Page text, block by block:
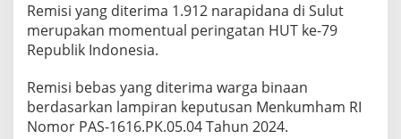
S
e
r
a
k
a
n
Remisi yang diterima 1.912 narapidana di Sulut
merupakan momentual peringatan HUT ke-79
Republik Indonesia.
Remisi bebas yang diterima warga binaan
berdasarkan lampiran keputusan Menkumham RI
Nomor PAS-1616.PK.05.04 Tahun 2024.